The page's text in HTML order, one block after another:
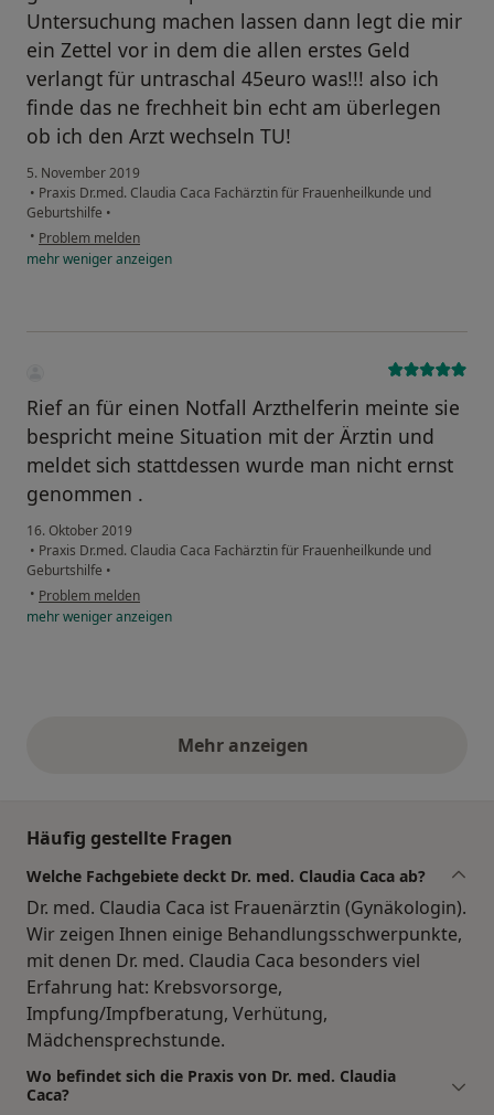
Untersuchung machen lassen dann legt die mir
ein Zettel vor in dem die allen erstes Geld
verlangt für untraschal 45euro was!!! also ich
finde das ne frechheit bin echt am überlegen
ob ich den Arzt wechseln TU!
5. November 2019
• Praxis Dr.med. Claudia Caca Fachärztin für Frauenheilkunde und
Geburtshilfe •
• Problem melden
mehrwenigeranzeigen
Rief an für einen Notfall Arzthelferin meinte sie
bespricht meine Situation mit der Ärztin und
meldet sich stattdessen wurde man nicht ernst
genommen .
16. Oktober 2019
• Praxis Dr.med. Claudia Caca Fachärztin für Frauenheilkunde und
Geburtshilfe •
• Problem melden
mehrwenigeranzeigen
Mehr anzeigenobige Stellungnahmen
Häufig gestellte Fragen
Welche Fachgebiete deckt Dr. med. Claudia Caca ab?
Dr. med. Claudia Caca ist Frauenärztin (Gynäkologin).
Wir zeigen Ihnen einige Behandlungsschwerpunkte,
mit denen Dr. med. Claudia Caca besonders viel
Erfahrung hat: Krebsvorsorge,
Impfung/Impfberatung, Verhütung,
Mädchensprechstunde.
Wo befindet sich die Praxis von Dr. med. Claudia
Caca?